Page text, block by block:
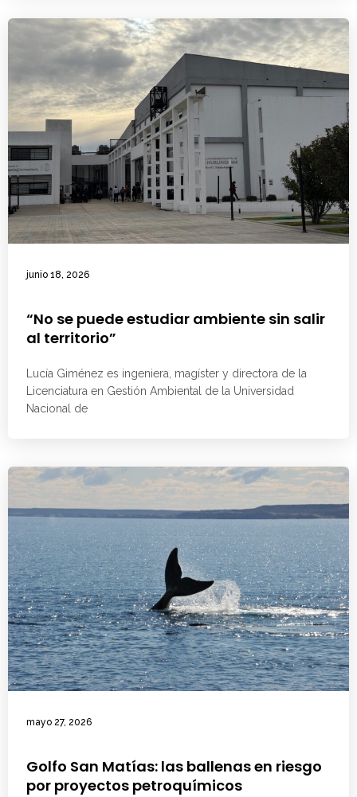
junio 18, 2026
“No se puede estudiar ambiente sin salir
al territorio”
Lucía Giménez es ingeniera, magíster y directora de la
Licenciatura en Gestión Ambiental de la Universidad
Nacional de
mayo 27, 2026
Golfo San Matías: las ballenas en riesgo
por proyectos petroquímicos